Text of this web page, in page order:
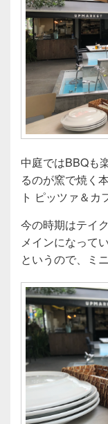
中庭ではBBQも
るのが窯で焼く
ト ピッツァ＆カ
今の時期はテイ
メインになって
というので、ミ